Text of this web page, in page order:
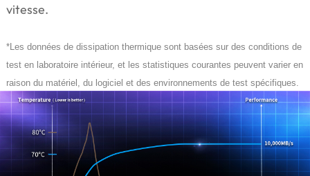
vitesse.
*Les données de dissipation thermique sont basées sur des conditions de
test en laboratoire intérieur, et les statistiques courantes peuvent varier en
raison du matériel, du logiciel et des environnements de test spécifiques.